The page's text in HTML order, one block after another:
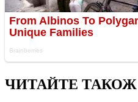
ЧИТАЙТЕ ТАКОЖ